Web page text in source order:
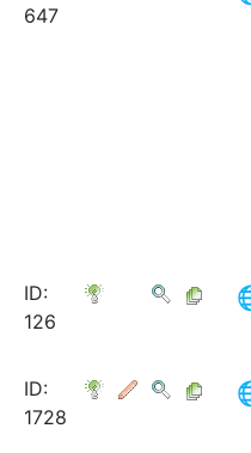
647
ID:
126
ID:
1728